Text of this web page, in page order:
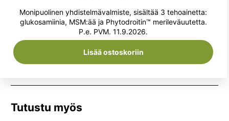
hinta
oli:
27,90 €.
hinta
on:
26,90 €.
Monipuolinen yhdistelmävalmiste, sisältää 3 tehoainetta:
glukosamiinia, MSM:ää ja Phytodroitin™ merileväuutetta.
P.e. PVM. 11.9.2026.
Lisää ostoskoriin
Tutustu myös